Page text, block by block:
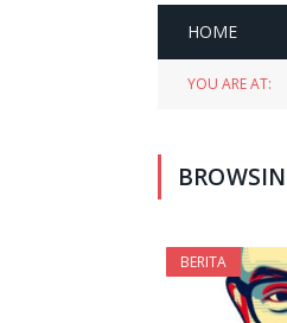
HOME
YOU ARE AT:
BERITA